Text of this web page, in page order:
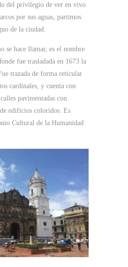
del privilegio de ver en vivo
por sus aguas, partimos
de la ciudad.
se hace llamar, es el nombre
fue trasladada en 1673 la
trazada de forma reticular
cardinales, y cuenta con
pavimentadas con
edificios coloridos. Es
Cultural de la Humanidad